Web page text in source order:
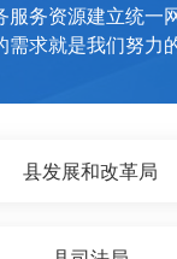
服务资源建立统
求就是我们努力
县发展和改革局